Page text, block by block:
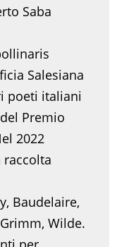
Saba
Salesiana
poeti italiani
Premio
2022
raccolta
Baudelaire,
Wilde.